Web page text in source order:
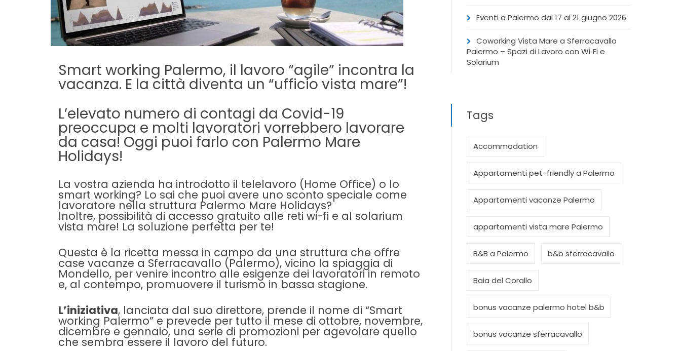
Smart working Palermo, il lavoro “agile” incontra la
vacanza. E la città diventa un “ufficio vista mare”!
L’elevato numero di contagi da Covid-19
preoccupa e molti lavoratori vorrebbero lavorare
da casa! Oggi puoi farlo con Palermo Mare
Holidays!
La vostra azienda ha introdotto il telelavoro (Home Office) o lo
smart working? Lo sai che puoi avere uno sconto speciale come
lavoratore nella struttura Palermo Mare Holidays?
Inoltre, possibilità di accesso gratuito alle reti wi-fi e al solarium
vista mare! La soluzione perfetta per te!
Questa è la ricetta messa in campo da una struttura che offre
case vacanze a Sferracavallo (Palermo), vicino la spiaggia di
Mondello, per venire incontro alle esigenze dei lavoratori in remoto
e, al contempo, promuovere il turismo in bassa stagione.
L’iniziativa, lanciata dal suo direttore, prende il nome di “Smart
working Palermo” e prevede per tutto il mese di ottobre, novembre,
dicembre e gennaio, una serie di promozioni per agevolare quello
che sembra essere il lavoro del futuro.
Eventi a Palermo dal 17 al 21 giugno 2026
Coworking Vista Mare a Sferracavallo
Palermo – Spazi di Lavoro con Wi‑Fi e
Solarium
Tags
Accommodation
Appartamenti pet-friendly a Palermo
Appartamenti vacanze Palermo
appartamenti vista mare Palermo
B&B a Palermo b&b sferracavallo
Baia del Corallo
bonus vacanze palermo hotel b&b
bonus vacanze sferracavallo